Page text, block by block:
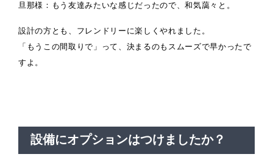
旦那様：もう友達みたいな感じだったので、和気藹々と。
設計の方とも、フレンドリーに楽しくやれました。
「もうこの間取りで」って、決まるのもスムーズで早かったで
すよ。
設備にオプションはつけましたか？